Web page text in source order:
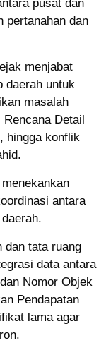
pusat dan
pertanahan dan
menjabat
daerah untuk
masalah
Detail
hingga konflik
antara
dan tata ruang
data antara
Nomor Objek
Pendapatan
lama agar